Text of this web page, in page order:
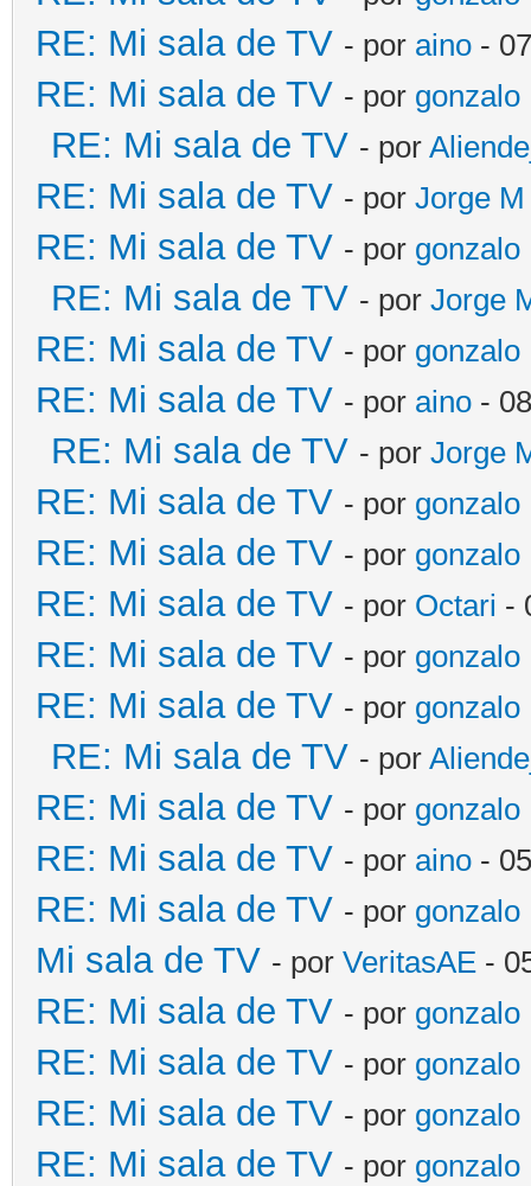
RE: Mi sala de TV - por aino -
RE: Mi sala de TV - por gonzalo
RE: Mi sala de TV - por
RE: Mi sala de TV - por Jorge M
RE: Mi sala de TV - por gonzalo
RE: Mi sala de TV - por Jorge
RE: Mi sala de TV - por gonzalo
RE: Mi sala de TV - por aino -
RE: Mi sala de TV - por Jorge
RE: Mi sala de TV - por gonzalo
RE: Mi sala de TV - por gonzalo
RE: Mi sala de TV - por Octari -
RE: Mi sala de TV - por gonzalo
RE: Mi sala de TV - por gonzalo
RE: Mi sala de TV - por
RE: Mi sala de TV - por gonzalo
RE: Mi sala de TV - por aino -
RE: Mi sala de TV - por gonzalo
Mi sala de TV - por VeritasAE -
RE: Mi sala de TV - por gonzalo
RE: Mi sala de TV - por gonzalo
RE: Mi sala de TV - por gonzalo
RE: Mi sala de TV - por gonzalo